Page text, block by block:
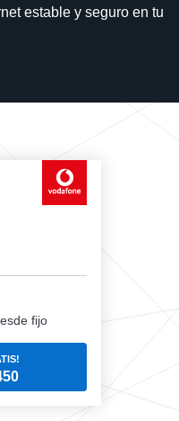
estable y seguro en tu
fijo